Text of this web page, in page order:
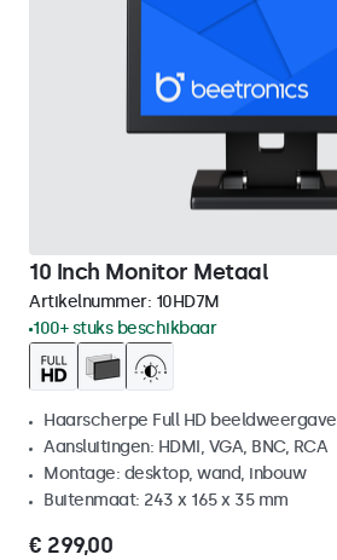
10 Inch Monitor Metaal
Artikelnummer: 10HD7M
100+ stuks beschikbaar
Haarscherpe Full HD beeldweergave
Aansluitingen: HDMI, VGA, BNC, RCA
Montage: desktop, wand, inbouw
Buitenmaat: 243 x 165 x 35 mm
€ 299,00